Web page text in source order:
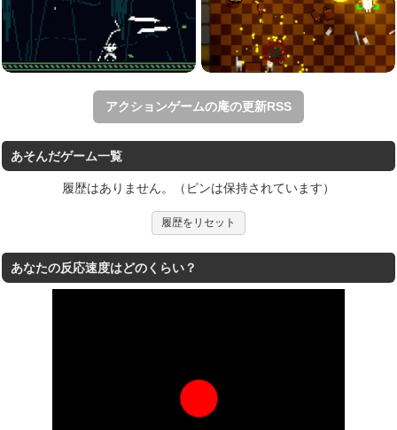
アクションゲームの庵の更新RSS
あそんだゲーム一覧
履歴はありません。（ピンは保持されています）
履歴をリセット
あなたの反応速度はどのくらい？